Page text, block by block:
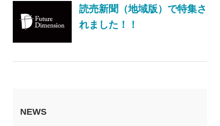
読売新聞（地域版）で特集さ
れました！！
NEWS